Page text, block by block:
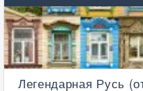
Легендарная Русь